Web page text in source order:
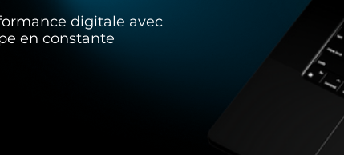
digitale avec
en constante